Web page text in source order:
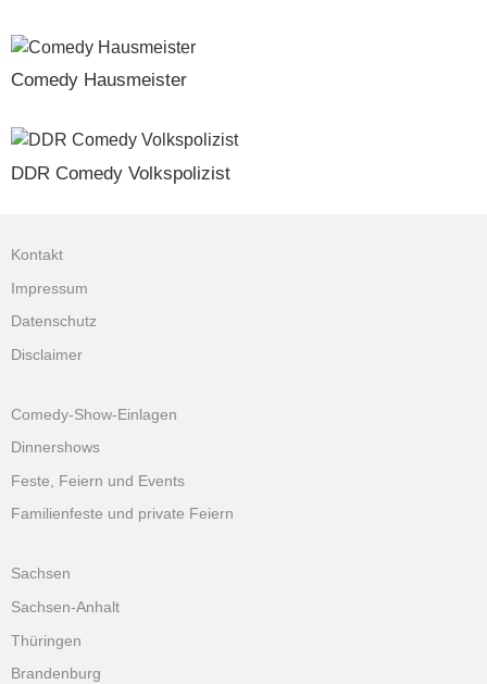
Comedy Hausmeister
DDR Comedy Volkspolizist
Kontakt
Impressum
Datenschutz
Disclaimer
Comedy-Show-Einlagen
Dinnershows
Feste, Feiern und Events
Familienfeste und private Feiern
Sachsen
Sachsen-Anhalt
Thüringen
Brandenburg